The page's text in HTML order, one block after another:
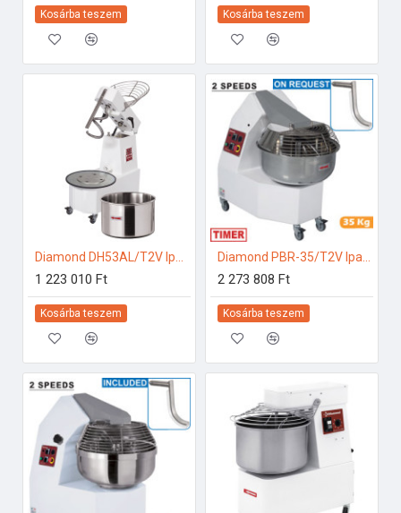
Kosárba teszem Kosárba teszem
Diamond DH53AL/T2V Ipari konyhai előkészítés
1 223 010 Ft
Kosárba teszem
Diamond PBR-35/T2V Ipari konyhai előkészítés
2 273 808 Ft
Kosárba teszem